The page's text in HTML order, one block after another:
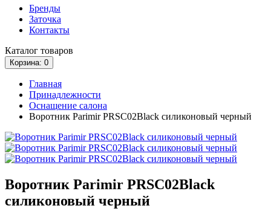
Бренды
Заточка
Контакты
Каталог товаров
Корзина: 0
Главная
Принадлежности
Оснащение салона
Воротник Parimir PRSC02Black силиконовый черный
Воротник Parimir PRSC02Black
силиконовый черный